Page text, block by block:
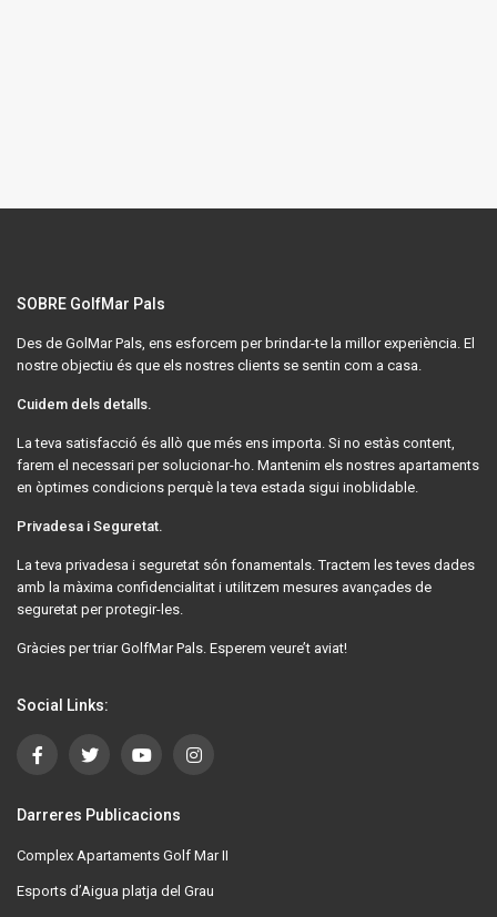
SOBRE GolfMar Pals
Des de GolMar Pals, ens esforcem per brindar-te la millor experiència. El
nostre objectiu és que els nostres clients se sentin com a casa.
Cuidem dels detalls.
La teva satisfacció és allò que més ens importa. Si no estàs content,
farem el necessari per solucionar-ho. Mantenim els nostres apartaments
en òptimes condicions perquè la teva estada sigui inoblidable.
Privadesa i Seguretat.
La teva privadesa i seguretat són fonamentals. Tractem les teves dades
amb la màxima confidencialitat i utilitzem mesures avançades de
seguretat per protegir-les.
Gràcies per triar GolfMar Pals. Esperem veure’t aviat!
Social Links:
Darreres Publicacions
Complex Apartaments Golf Mar II
Esports d’Aigua platja del Grau